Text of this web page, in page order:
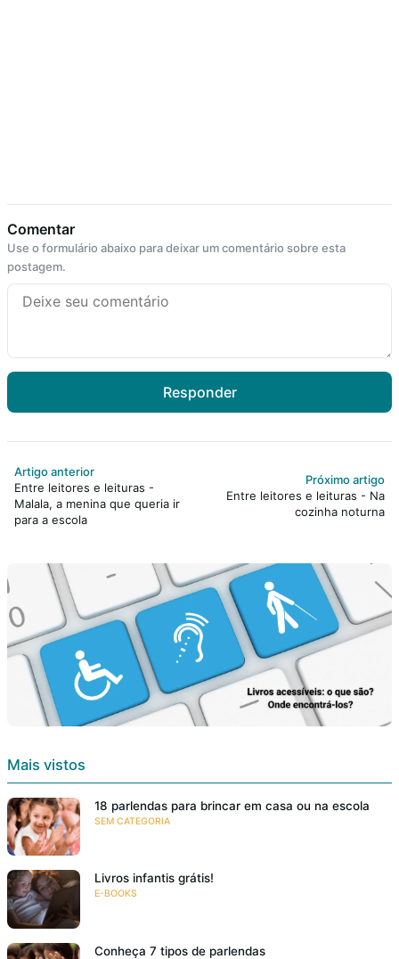
Comentar
Use o formulário abaixo para deixar um comentário sobre esta
postagem.
Responder
Artigo anterior
Entre leitores e leituras -
Malala, a menina que queria ir
para a escola
Próximo artigo
Entre leitores e leituras - Na
cozinha noturna
Mais vistos
18 parlendas para brincar em casa ou na escola
SEM CATEGORIA
Livros infantis grátis!
E-BOOKS
Conheça 7 tipos de parlendas